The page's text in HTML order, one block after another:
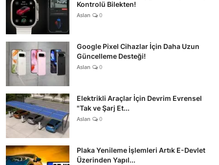
Kontrolü Bilekten!
Aslan 0
Google Pixel Cihazlar İçin Daha Uzun
Güncelleme Desteği!
Aslan 0
Elektrikli Araçlar İçin Devrim Evrensel
"Tak ve Şarj Et...
Aslan 0
Plaka Yenileme İşlemleri Artık E-Devlet
Üzerinden Yapıl...